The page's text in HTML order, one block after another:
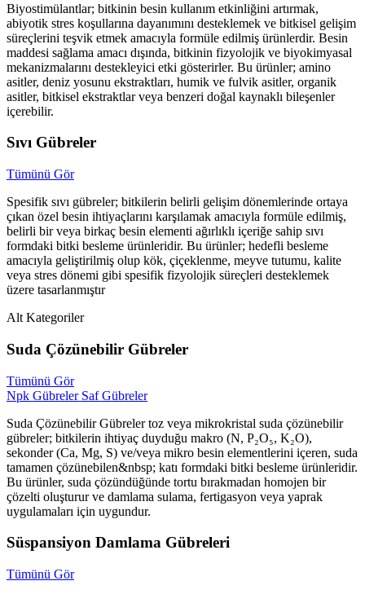
Biyostimülantlar; bitkinin besin kullanım etkinliğini artırmak,
abiyotik stres koşullarına dayanımını desteklemek ve bitkisel gelişim
süreçlerini teşvik etmek amacıyla formüle edilmiş ürünlerdir. Besin
maddesi sağlama amacı dışında, bitkinin fizyolojik ve biyokimyasal
mekanizmalarını destekleyici etki gösterirler. Bu ürünler; amino
asitler, deniz yosunu ekstraktları, humik ve fulvik asitler, organik
asitler, bitkisel ekstraktlar veya benzeri doğal kaynaklı bileşenler
içerebilir.
Sıvı Gübreler
Tümünü Gör
Spesifik sıvı gübreler; bitkilerin belirli gelişim dönemlerinde ortaya
çıkan özel besin ihtiyaçlarını karşılamak amacıyla formüle edilmiş,
belirli bir veya birkaç besin elementi ağırlıklı içeriğe sahip sıvı
formdaki bitki besleme ürünleridir. Bu ürünler; hedefli besleme
amacıyla geliştirilmiş olup kök, çiçeklenme, meyve tutumu, kalite
veya stres dönemi gibi spesifik fizyolojik süreçleri desteklemek
üzere tasarlanmıştır
Alt Kategoriler
Suda Çözünebilir Gübreler
Tümünü Gör
Npk Gübreler Saf Gübreler
Suda Çözünebilir Gübreler toz veya mikrokristal suda çözünebilir
gübreler; bitkilerin ihtiyaç duyduğu makro (N, P₂O₅, K₂O),
sekonder (Ca, Mg, S) ve/veya mikro besin elementlerini içeren, suda
tamamen çözünebilen&nbsp; katı formdaki bitki besleme ürünleridir.
Bu ürünler, suda çözündüğünde tortu bırakmadan homojen bir
çözelti oluşturur ve damlama sulama, fertigasyon veya yaprak
uygulamaları için uygundur.
Süspansiyon Damlama Gübreleri
Tümünü Gör